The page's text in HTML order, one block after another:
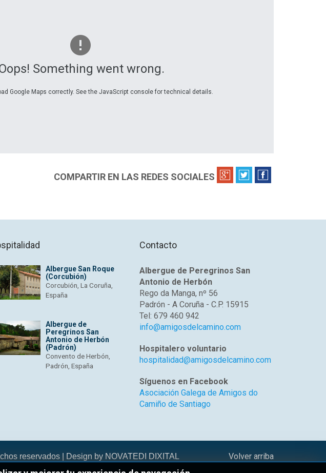
Something went wrong.
Google Maps correctly. See the JavaScript console for technical details.
COMPARTIR EN LAS REDES SOCIALES
Albergue San Roque
(Corcubión)
Corcubión, La Coruña,
España
Albergue de
Peregrinos San
Antonio de Herbón
(Padrón)
Convento de Herbón,
Padrón, España
Contacto
Albergue de Peregrinos San
Antonio de Herbón
Rego da Manga, nº 56
Padrón - A Coruña - C.P. 15915
Tel: 679 460 942
info@amigosdelcamino.com
Hospitalero voluntario
hospitalidad@amigosdelcamino.com
Síguenos en Facebook
Asociación Galega de Amigos do
Camiño de Santiago
Volver arriba
reservados | Design by NOVATEDI DIXITAL